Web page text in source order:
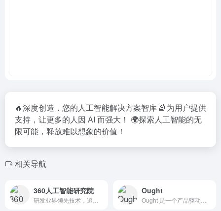
🔥深度创造，您的人工智能解决方案智库 🌈为用户提供
支持，让更多的人因 AI 而强大！ 🌍探索人工智能的无
限可能，释放难以想象的价值！
相关导航
360人工智能研究院 Ought